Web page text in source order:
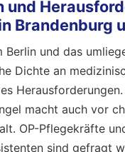
und
Brandenburg
Berlin und das
Dichte an
macht auch vor
OP-Pflegekräfte
sind gefragt